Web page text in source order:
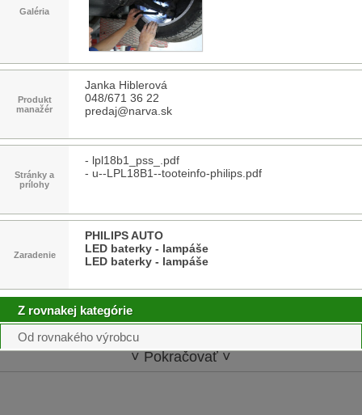
Galéria
Produkt
manažér
Janka Hiblerová
048/671 36 22
predaj@narva.sk
Stránky a
prílohy
- lpl18b1_pss_.pdf
- u--LPL18B1--tooteinfo-philips.pdf
Zaradenie
PHILIPS AUTO
LED baterky - lampáše
LED baterky - lampáše
Z rovnakej kategórie
Od rovnakého výrobcu
˅ Pokračovať ˅